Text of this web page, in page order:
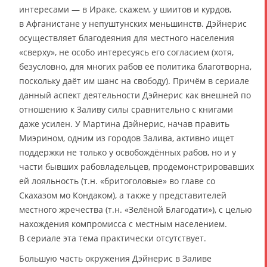
интересами — в Ираке, скажем, у шиитов и курдов,
в Афганистане у непуштунских меньшинств. Дэйнерис
осуществляет благодеяния для местного населения
«сверху», не особо интересуясь его согласием (хотя,
безусловно, для многих рабов её политика благотворна,
поскольку даёт им шанс на свободу). Причём в сериале
данный аспект деятельности Дэйнерис как внешней по
отношению к Заливу силы сравнительно с книгами
даже усилен. У Мартина Дэйнерис, начав править
Миэрином, одним из городов Залива, активно ищет
поддержки не только у освобождённых рабов, но и у
части бывших рабовладельцев, продемонстрировавших
ей лояльность (т.н. «бритоголовые» во главе со
Скахазом мо Кондаком), а также у представителей
местного жречества (т.н. «Зелёной Благодати»), с целью
нахождения компромисса с местным населением.
В сериале эта тема практически отсутствует.
Большую часть окружения Дэйнерис в Заливе